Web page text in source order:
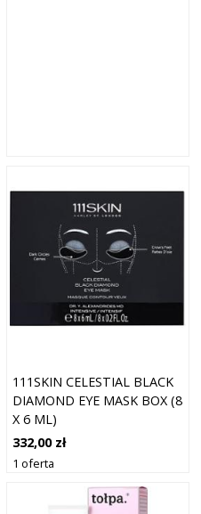
111SKIN CELESTIAL BLACK
DIAMOND EYE MASK BOX (8
X 6 ML)
332,00 zł
1 oferta